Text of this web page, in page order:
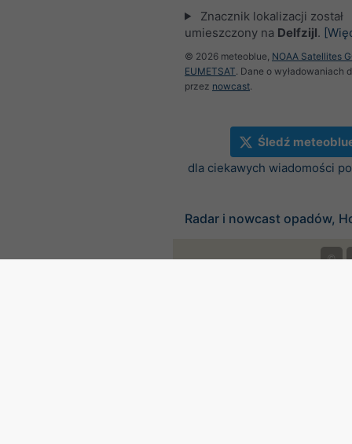
Znacznik lokalizacji został
umieszczony na Delfzijl.
© 2026 meteoblue, NOAA Satellites
EUMETSAT. Dane o wyładowaniach
przez nowcast.
Śledź
dla ciekawych wiadomości
Radar i nowcast opadów,
©